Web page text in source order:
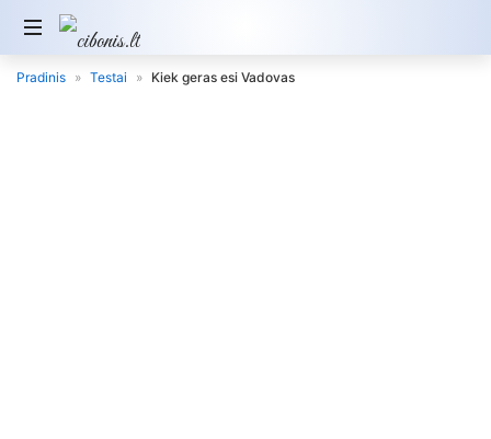
Pradinis » Testai » Kiek geras esi Vadovas